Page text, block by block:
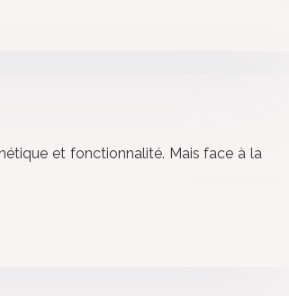
et fonctionnalité. Mais face à la